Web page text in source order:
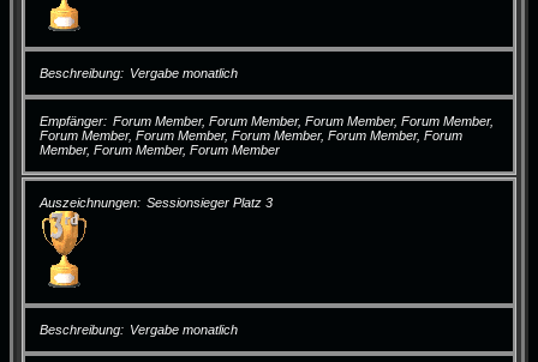
Beschreibung Vergabe monatlich
Empfänger
Forum Member, Forum Member, Forum Member, Forum Member,
Forum Member, Forum Member, Forum Member, Forum Member, Forum
Member, Forum Member, Forum Member
Auszeichnungen Sessionsieger Platz 3
Beschreibung Vergabe monatlich